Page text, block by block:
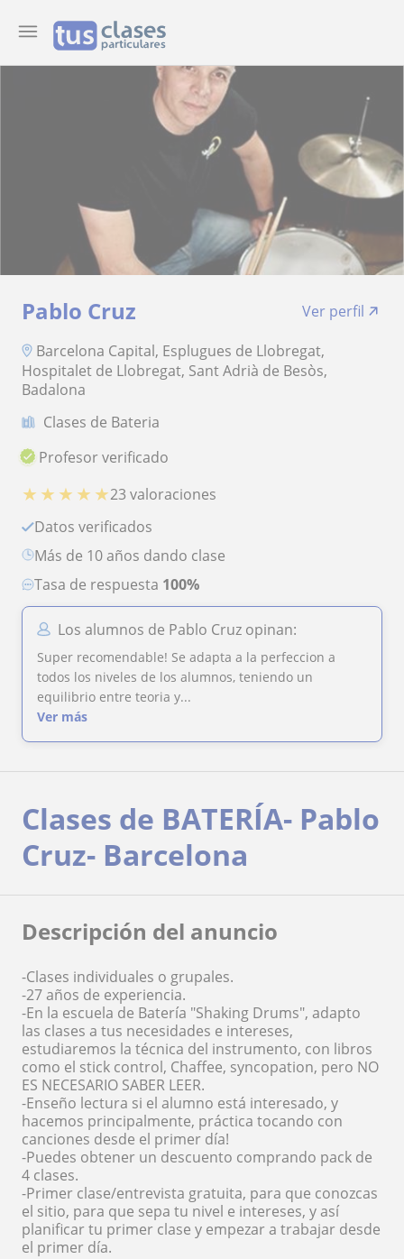
Pablo Cruz
Ver perfil
Barcelona Capital, Esplugues de Llobregat,
Hospitalet de Llobregat, Sant Adrià de Besòs,
Badalona
Clases de Bateria
Profesor verificado
★ ★ ★ ★ ★23 valoraciones
Datos verificados
más de 10 años dando clase
Tasa de respuesta 100%
Los alumnos de Pablo Cruz opinan:
Super recomendable! Se adapta a la perfeccion a
todos los niveles de los alumnos, teniendo un
equilibrio entre teoria y...
Ver más
Clases de BATERÍA- Pablo
Cruz- Barcelona
Descripción del anuncio
-Clases individuales o grupales.
-27 años de experiencia.
-En la escuela de Batería "Shaking Drums", adapto
las clases a tus necesidades e intereses,
estudiaremos la técnica del instrumento, con libros
como el stick control, Chaffee, syncopation, pero NO
ES NECESARIO SABER LEER.
-Enseño lectura si el alumno está interesado, y
hacemos principalmente, práctica tocando con
canciones desde el primer día!
-Puedes obtener un descuento comprando pack de
4 clases.
-Primer clase/entrevista gratuita, para que conozcas
el sitio, para que sepa tu nivel e intereses, y así
planificar tu primer clase y empezar a trabajar desde
el primer día.